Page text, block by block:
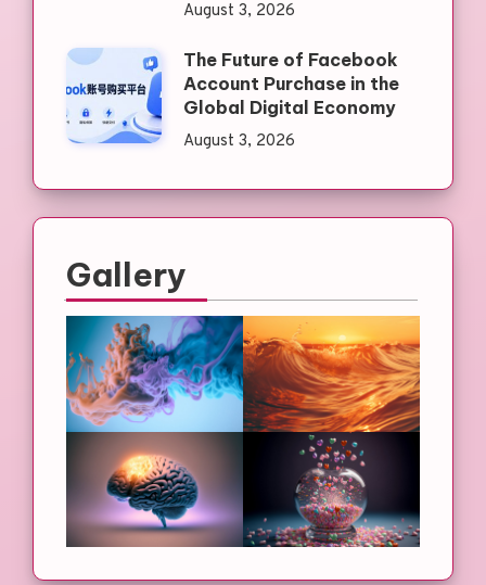
August 3, 2026
The Future of Facebook
Account Purchase in the
Global Digital Economy
August 3, 2026
Gallery